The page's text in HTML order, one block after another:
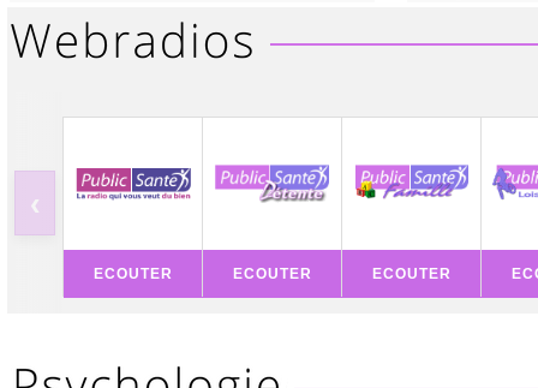
‹
ECOUTER ECOUTER ECOUTER